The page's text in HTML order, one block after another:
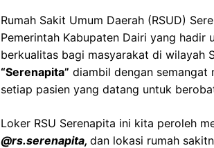
Rumah Sakit Umum Daerah (RSUD)
Pemerintah Kabupaten Dairi yang hadir
berkualitas bagi masyarakat di wilayah
“Serenapita” diambil dengan semangat
setiap pasien yang datang untuk
Loker RSU Serenapita ini kita peroleh
@rs.serenapita, dan lokasi rumah